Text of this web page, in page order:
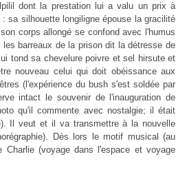
dont la prestation lui a valu un prix à
sa silhouette longiligne épouse la gracilité
corps allongé se confond avec l'humus
barreaux de la prison dit la détresse de
tond sa chevelure poivre et sel hirsute et
nouveau celui qui doit obéissance aux
(l'expérience du bush s'est soldée par
intact le souvenir de l'inauguration de
qu'il commente avec nostalgie; il était
Il veut et il va transmettre à la nouvelle
Dès lors le motif musical (au
(voyage dans l'espace et voyage